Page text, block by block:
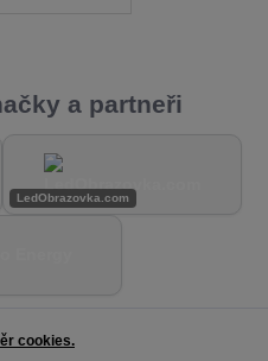
a partneři
LedObrazovka.com
cookies.